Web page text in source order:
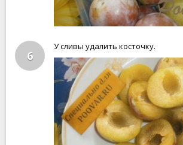
6
У сливы удалить косточку.